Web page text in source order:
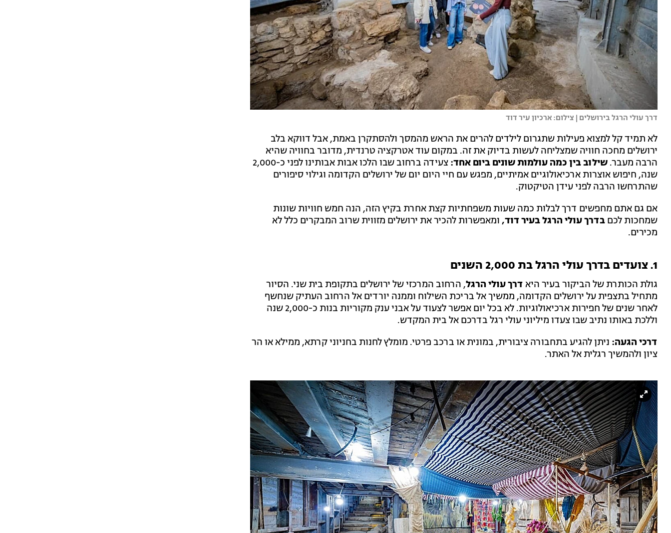
דרך עולי הרגל בירושלים | צילום: ארכיון עיר דוד
לא תמיד קל למצוא פעילות שתגרום לילדים להרים את הראש מהמסך ולהסתקרן באמת, אבל דווקא בלב
ירושלים מחכה חוויה שמצליחה לעשות בדיוק את זה. במקום עוד אטרקציה טרנדית, מדובר בחוויה שהיא
הרבה מעבר. שילוב בין כמה עולמות שונים ביום אחד:
צעידה ברחוב שבו הלכו אבות אבותינו לפני כ-2,000
שנה, חיפוש אוצרות ארכיאולוגיים אמיתיים, מפגש עם חיי היום יום של ירושלים הקדומה וגילוי סיפורים
שהתרחשו הרבה לפני עידן הטיקטוק.
אם גם אתם מחפשים דרך לבלות כמה שעות משפחתיות קצת אחרת בקיץ הזה, הנה חמש חוויות שונות
שמחכות לכם בדרך עולי הרגל בעיר דוד, ומאפשרות להכיר את ירושלים מזווית שרוב המבקרים כלל לא
מכירים.
1. צועדים בדרך עולי הרגל בת 2,000 השנים
גולת הכותרת של הביקור בעיר היא דרך עולי הרגל, הרחוב המרכזי של ירושלים בתקופת בית שני. הסיור
מתחיל בתצפית על ירושלים הקדומה, ממשיך אל בריכת השילוח וממנה יורדים אל הרחוב העתיק שנחשף
לאחר שנים של חפירות ארכיאולוגיות. לא בכל יום אפשר לצעוד על אבני ענק מקוריות בנות כ-2,000 שנה
וללכת באותו נתיב שבו צעדו מיליוני עולי רגל בדרכם אל בית המקדש.
דרכי הגעה: ניתן להגיע בתחבורה ציבורית, במונית או ברכב פרטי. מומלץ לחנות בחניוני קרתא, ממילא או הר
ציון ולהמשיך רגלית אל האתר.